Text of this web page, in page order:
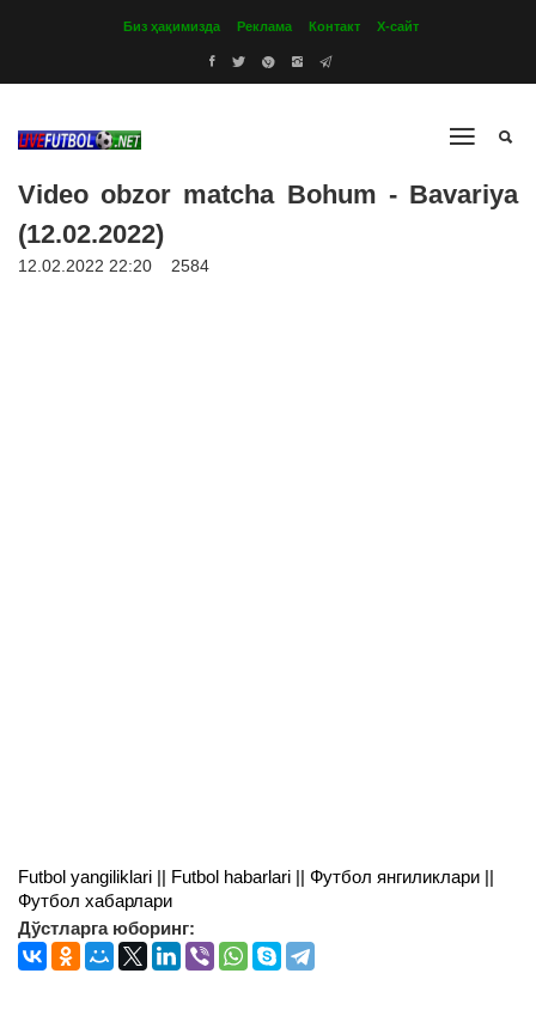
Биз ҳақимизда Реклама Контакт Х-сайт
Video obzor matcha Bohum - Bavariya
(12.02.2022)
12.02.2022 22:20 2584
Futbol yangiliklari || Futbol habarlari || Футбол янгиликлари ||
Футбол хабарлари
Дўстларга юборинг: